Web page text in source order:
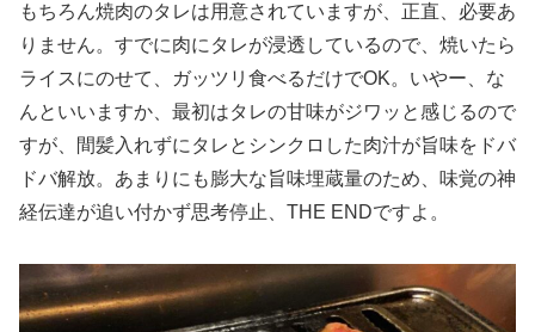
もちろん焼肉のタレは用意されていますが、正直、必要あ
りません。すでに肉にタレが浸透しているので、焼いたら
ライスにのせて、ガッツリ食べるだけでOK。いやー、な
んといいますか、最初はタレの甘味がジワッと感じるので
すが、間髪入れずにタレとシンクロした肉汁が旨味をドバ
ドバ解放。あまりにも膨大な旨味埋蔵量のため、味覚の神
経伝達が追い付かず思考停止、THE ENDですよ。